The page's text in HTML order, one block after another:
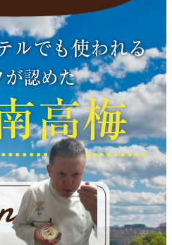
ルでも使われる
が認めた
高梅